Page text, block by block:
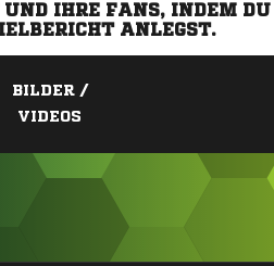
IHRE FANS, INDEM DU
ANLEGST.
BILDER /
VIDEOS